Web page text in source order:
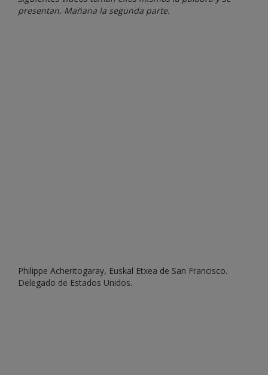
presentan. Mañana la segunda parte.
Philippe Acheritogaray, Euskal Etxea de San Francisco.
Delegado de Estados Unidos.